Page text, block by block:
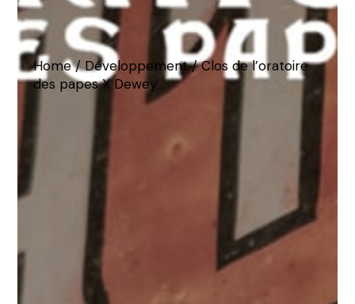
Home Développement
Clos de l’oratoire
des papes X Dewey